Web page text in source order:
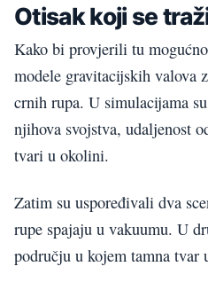
Otisak koji se
Kako bi provjerili tu
modele gravitacijskih valova
crnih rupa. U simulacijama
njihova svojstva, udaljenost
tvari u okolini.
Zatim su uspoređivali dva
rupe spajaju u vakuumu. U
području u kojem tamna tvar